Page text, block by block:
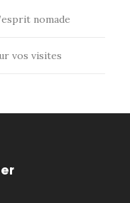
nomade
vos visites